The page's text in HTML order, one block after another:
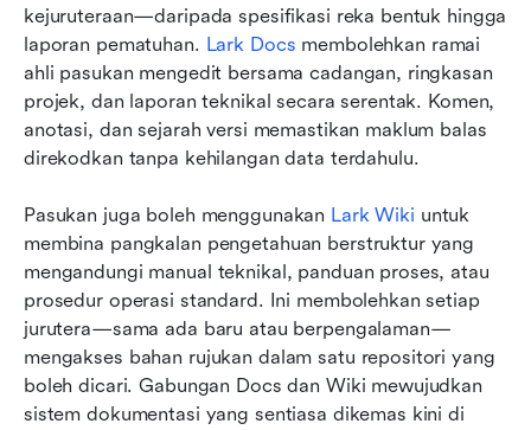
kejuruteraan—daripada spesifikasi reka bentuk hingga
laporan pematuhan. Lark Docs membolehkan ramai
ahli pasukan mengedit bersama cadangan, ringkasan
projek, dan laporan teknikal secara serentak. Komen,
anotasi, dan sejarah versi memastikan maklum balas
direkodkan tanpa kehilangan data terdahulu.
Pasukan juga boleh menggunakan Lark Wiki untuk
membina pangkalan pengetahuan berstruktur yang
mengandungi manual teknikal, panduan proses, atau
prosedur operasi standard. Ini membolehkan setiap
jurutera—sama ada baru atau berpengalaman—
mengakses bahan rujukan dalam satu repositori yang
boleh dicari. Gabungan Docs dan Wiki mewujudkan
sistem dokumentasi yang sentiasa dikemas kini di